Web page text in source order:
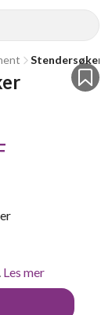
Stendersøker
Les mer